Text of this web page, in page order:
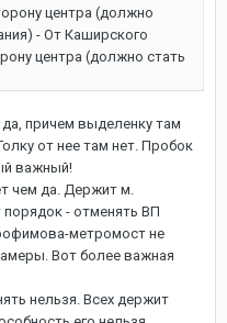
центра (должно
- От Каширского
центра (должно стать
причем выделенку там
от нее там нет. Пробок
важный!
чем да. Держит м.
порядок - отменять ВП
метромост не
Вот более важная
нельзя. Всех держит